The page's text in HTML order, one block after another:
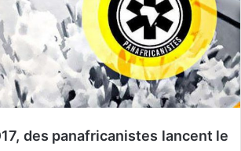
des panafricanistes lancent le